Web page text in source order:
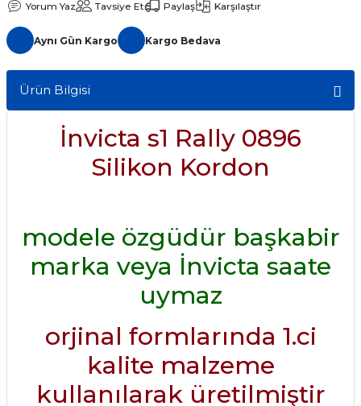
Yorum Yaz Tavsiye Et Paylaş Karşılaştır
Aynı Gün Kargo Kargo Bedava
Ürün Bilgisi
İnvicta s1 Rally 0896
Silikon Kordon
modele özgüdür başkabir
marka veya İnvicta saate
uymaz
orjinal formlarında 1.ci
kalite malzeme
kullanılarak üretilmiştir